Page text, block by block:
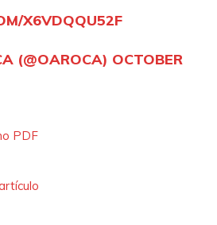
X6VDQQU52F
(@OAROCA) OCTOBER
PDF